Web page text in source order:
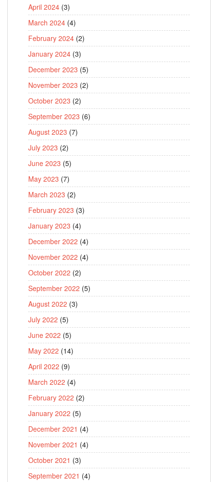
April 2024 (3)
March 2024 (4)
February 2024 (2)
January 2024 (3)
December 2023 (5)
November 2023 (2)
October 2023 (2)
September 2023 (6)
August 2023 (7)
July 2023 (2)
June 2023 (5)
May 2023 (7)
March 2023 (2)
February 2023 (3)
January 2023 (4)
December 2022 (4)
November 2022 (4)
October 2022 (2)
September 2022 (5)
August 2022 (3)
July 2022 (5)
June 2022 (5)
May 2022 (14)
April 2022 (9)
March 2022 (4)
February 2022 (2)
January 2022 (5)
December 2021 (4)
November 2021 (4)
October 2021 (3)
September 2021 (4)